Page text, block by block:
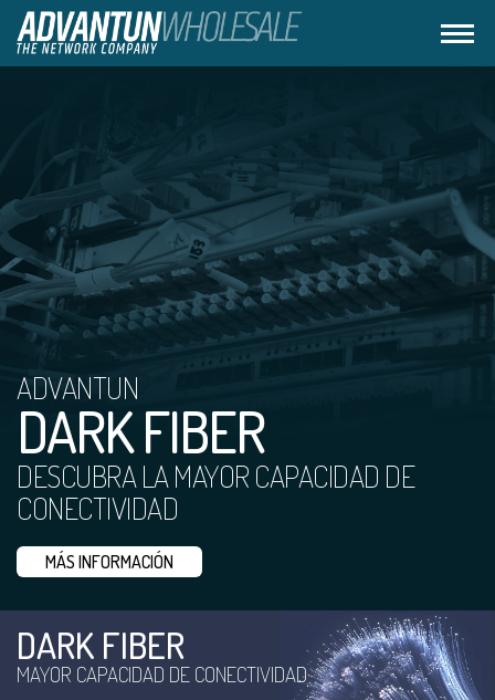
ADVANTUN
DARK FIBER
DESCUBRA LA MAYOR CAPACIDAD DE
CONECTIVIDAD
MÁS INFORMACIÓN
DARK FIBER
MAYOR CAPACIDAD DE CONECTIVIDAD